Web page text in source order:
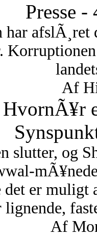
Presse -
har
Af
HvornÃ¥r
slutter, og
er
lignende,
Af